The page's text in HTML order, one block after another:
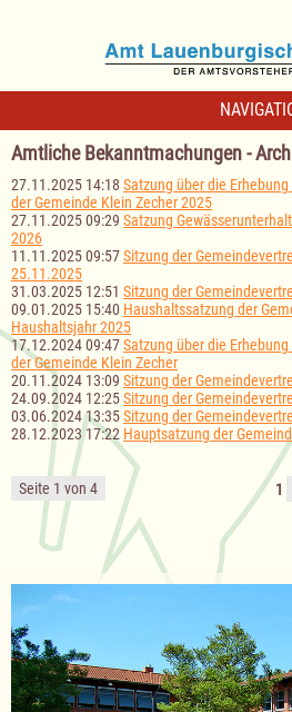
Amtliche Bekanntmachungen -
27.11.2025 14:18 Satzung über die
der Gemeinde Klein Zecher 2025
27.11.2025 09:29 Satzung
2026
11.11.2025 09:57Sitzung der
25.11.2025
31.03.2025 12:51 Sitzung der
09.01.2025 15:40 Haushaltssatzung der
Haushaltsjahr 2025
17.12.2024 09:47Satzung über die
der Gemeinde Klein Zecher
20.11.2024 13:09 Sitzung der
24.09.2024 12:25Sitzung der
03.06.2024 13:35Sitzung der
28.12.2023 17:22 Hauptsatzung der
Seite 1 von 4 1